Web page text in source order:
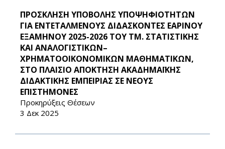
ΠΡΟΣΚΛΗΣΗ ΥΠΟΒΟΛΗΣ ΥΠΟΨΗΦΙΟΤΗΤΩΝ
ΓΙΑ ΕΝΤΕΤΑΛΜΕΝΟΥΣ ΔΙΔΑΣΚΟΝΤΕΣ ΕΑΡΙΝΟΥ
ΕΞΑΜΗΝΟΥ 2025-2026 ΤΟΥ ΤΜ. ΣΤΑΤΙΣΤΙΚΗΣ
ΚΑΙ ΑΝΑΛΟΓΙΣΤΙΚΩΝ–
ΧΡΗΜΑΤΟΟΙΚΟΝΟΜΙΚΩΝ ΜΑΘΗΜΑΤΙΚΩΝ,
ΣΤΟ ΠΛΑΙΣΙΟ ΑΠΟΚΤΗΣΗ ΑΚΑΔΗΜΑΪΚΗΣ
ΔΙΔΑΚΤΙΚΗΣ ΕΜΠΕΙΡΙΑΣ ΣΕ ΝΕΟΥΣ
ΕΠΙΣΤΗΜΟΝΕΣ
Προκηρύξεις Θέσεων
3 Δεκ 2025